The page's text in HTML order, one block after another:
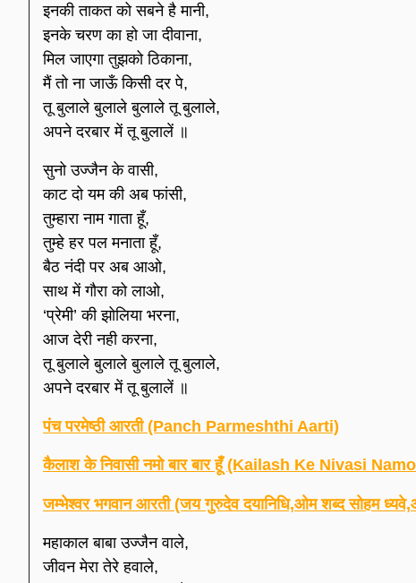
इनकी ताकत को सबने है मानी,
इनके चरण का हो जा दीवाना,
मिल जाएगा तुझको ठिकाना,
मैं तो ना जाऊँ किसी दर पे,
तू बुलाले बुलाले बुलाले तू बुलाले,
अपने दरबार में तू बुलालें ॥
सुनो उज्जैन के वासी,
काट दो यम की अब फांसी,
तुम्हारा नाम गाता हूँ,
तुम्हे हर पल मनाता हूँ,
बैठ नंदी पर अब आओ,
साथ में गौरा को लाओ,
‘प्रेमी’ की झोलिया भरना,
आज देरी नही करना,
तू बुलाले बुलाले बुलाले तू बुलाले,
अपने दरबार में तू बुलालें ॥
पंच परमेष्ठी आरती (Panch Parmeshthi Aarti)
कैलाश के निवासी नमो बार बार हूँ (Kailash Ke Nivasi
जम्भेश्वर भगवान आरती (जय गुरुदेव दयानिधि,ओम शब्द सोहम
महाकाल बाबा उज्जैन वाले,
जीवन मेरा तेरे हवाले,